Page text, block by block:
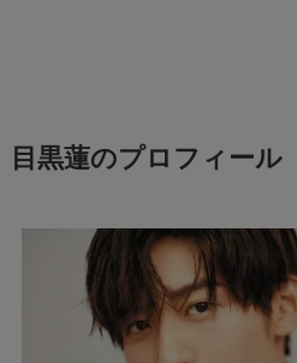
目黒蓮のプロフィール